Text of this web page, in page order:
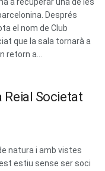
Després
el nom de Club
que la sala tornarà a
retorn a...
Reial Societat
natura i amb vistes
estiu sense ser soci